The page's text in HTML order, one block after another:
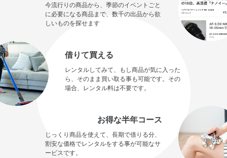
今流行りの商品から、季節のイベントごと
に必要になる商品まで、数千の出品から欲
しいものを探せます
借りて買える
レンタルしてみて、もし商品が気に入った
ら、そのまま買い取る事も可能です。その
場合、レンタル料は不要です。
お得な半年コース
じっくり商品を使えて、長期で借りる分、
割安な価格でレンタルをする事が可能なサ
ービスです。